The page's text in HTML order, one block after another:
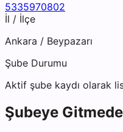
5335970802
İl / İlçe
Ankara / Beypazarı
Şube Durumu
Aktif şube kaydı olarak
Şubeye